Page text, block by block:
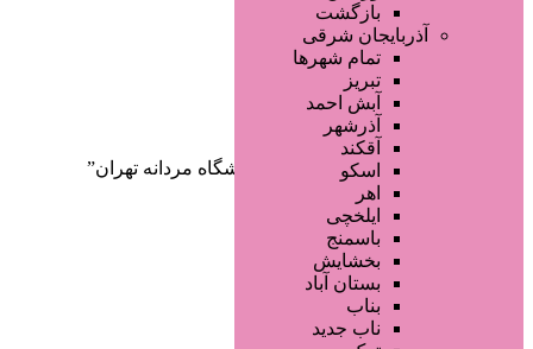
بازگشت
آذربایجان شرقی
تمام شهر‌ها
تبریز
آبش احمد
آذرشهر
آقکند
اسکو
اهر
ایلخچی
باسمنج
بخشایش
بستان آباد
بناب
ناب جدید
دسته‌بندی‌ها
/ محصولات برچسب خورده “آرایشگاه مردانه تهران”